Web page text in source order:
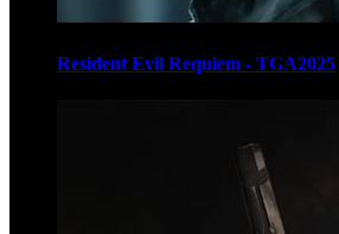
Resident Evil Requiem - TGA2025